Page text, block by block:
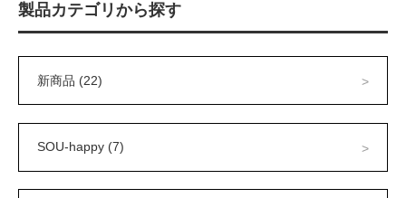
製品カテゴリから探す
新商品 (22)
SOU-happy (7)